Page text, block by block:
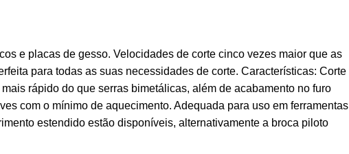
e placas de gesso. Velocidades de corte cinco vezes maior que as
para todas as suas necessidades de corte. Características: Corte
rápido do que serras bimetálicas, além de acabamento no furo
com o mínimo de aquecimento. Adequada para uso em ferramentas
estendido estão disponíveis, alternativamente a broca piloto